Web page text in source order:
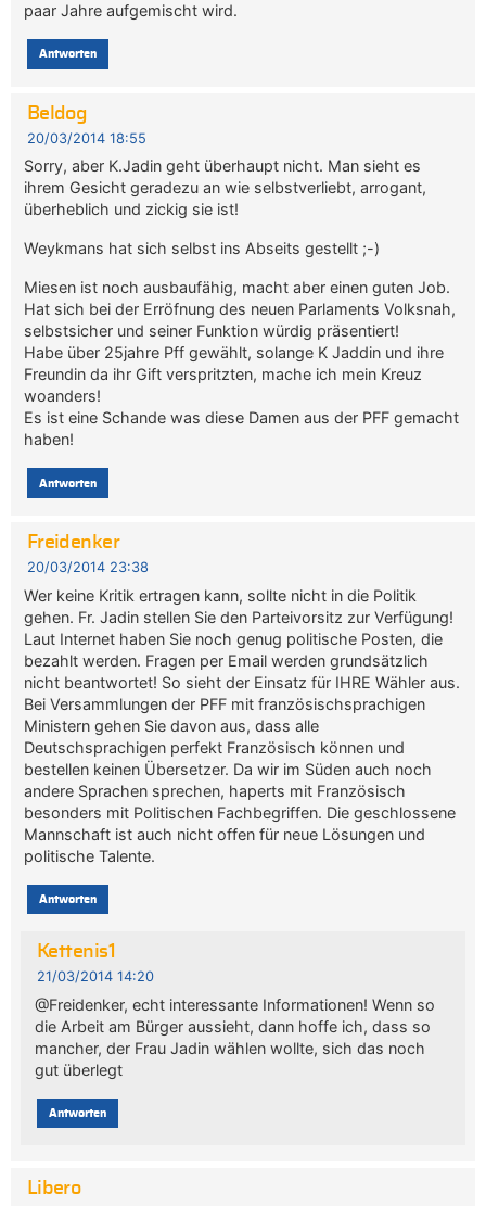
paar Jahre aufgemischt wird.
Antworten
Beldog
20/03/2014 18:55
Sorry, aber K.Jadin geht überhaupt nicht. Man sieht es
ihrem Gesicht geradezu an wie selbstverliebt, arrogant,
überheblich und zickig sie ist!
Weykmans hat sich selbst ins Abseits gestellt ;-)
Miesen ist noch ausbaufähig, macht aber einen guten Job.
Hat sich bei der Erröfnung des neuen Parlaments Volksnah,
selbstsicher und seiner Funktion würdig präsentiert!
Habe über 25jahre Pff gewählt, solange K Jaddin und ihre
Freundin da ihr Gift verspritzten, mache ich mein Kreuz
woanders!
Es ist eine Schande was diese Damen aus der PFF gemacht
haben!
Antworten
Freidenker
20/03/2014 23:38
Wer keine Kritik ertragen kann, sollte nicht in die Politik
gehen. Fr. Jadin stellen Sie den Parteivorsitz zur Verfügung!
Laut Internet haben Sie noch genug politische Posten, die
bezahlt werden. Fragen per Email werden grundsätzlich
nicht beantwortet! So sieht der Einsatz für IHRE Wähler aus.
Bei Versammlungen der PFF mit französischsprachigen
Ministern gehen Sie davon aus, dass alle
Deutschsprachigen perfekt Französisch können und
bestellen keinen Übersetzer. Da wir im Süden auch noch
andere Sprachen sprechen, haperts mit Französisch
besonders mit Politischen Fachbegriffen. Die geschlossene
Mannschaft ist auch nicht offen für neue Lösungen und
politische Talente.
Antworten
Kettenis1
21/03/2014 14:20
@Freidenker, echt interessante Informationen! Wenn so
die Arbeit am Bürger aussieht, dann hoffe ich, dass so
mancher, der Frau Jadin wählen wollte, sich das noch
gut überlegt
Antworten
Libero